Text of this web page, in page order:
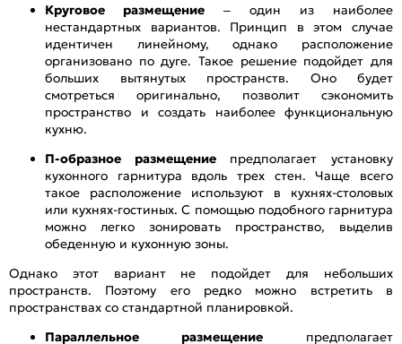
Круговое размещение – один из наиболее
нестандартных вариантов. Принцип в этом случае
идентичен линейному, однако расположение
организовано по дуге. Такое решение подойдет для
больших вытянутых пространств. Оно будет
смотреться оригинально, позволит сэкономить
пространство и создать наиболее функциональную
кухню.
П-образное размещениепредполагает установку
кухонного гарнитура вдоль трех стен. Чаще всего
такое расположение используют в кухнях-столовых
или кухнях-гостиных. С помощью подобного гарнитура
можно легко зонировать пространство, выделив
обеденную и кухонную зоны.
Однако этот вариант не подойдет для небольших
пространств. Поэтому его редко можно встретить в
пространствах со стандартной планировкой.
Параллельное размещение предполагает